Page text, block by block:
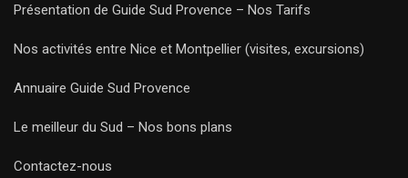
Présentation de Guide Sud Provence – Nos Tarifs
Nos activités entre Nice et Montpellier (visites, excursions)
Annuaire Guide Sud Provence
Le meilleur du Sud – Nos bons plans
Contactez-nous